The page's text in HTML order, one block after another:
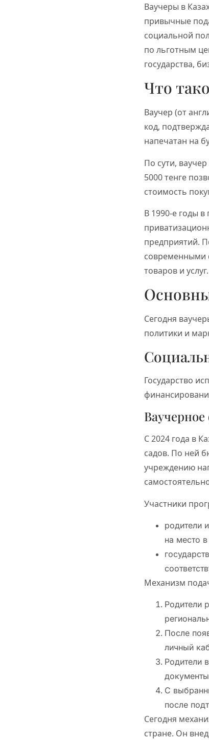
Ваучеры в
привычные
социальной
по льготным
государства,
Что
Ваучер (от
код,
напечатан на
По сути,
5000 тенге
стоимость
В 1990-е годы в
предприятий.
современными
товаров и услуг.
Сегодня
политики и
Государство
С 2024 года в
садов. По ней
учреждению
Участники
родители
на место
Механизм
Родители
После
личный
Родители
С
после
Сегодня
стране. Он